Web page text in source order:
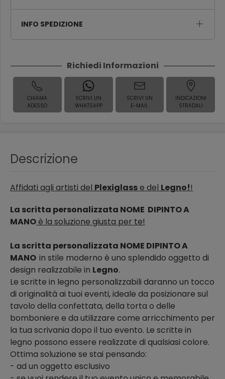
INFO SPEDIZIONE
Richiedi Informazioni
CHIAMA
ADESSO
SCRIVI UN
WHATSAPP
SCRIVI UN
E-MAIL
INDICAZIONI
STRADALI
Descrizione
Affidati agli artisti del Plexiglasse del Legno!!
La scritta personalizzata NOME DIPINTO A
MANOè la soluzione giusta per te!
La scritta personalizzata NOME DIPINTO A
MANO in stile moderno è uno splendido oggetto di
design realizzabile in Legno.
Le scritte in legno personalizzabili daranno un tocco
di originalità ai tuoi eventi, ideale da posizionare sul
tavolo della confettata, della torta o delle
bomboniere e da utilizzare come arricchimento per
la tua scrivania dopo il tuo evento. Le scritte in
legno possono essere realizzate di qualsiasi colore.
Ottima soluzione se stai pensando:
- ad un oggetto esclusivo